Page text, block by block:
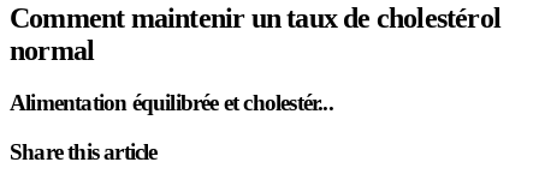
Comment maintenir un taux de cholestérol
normal
Alimentation équilibrée et cholestér...
Share this article